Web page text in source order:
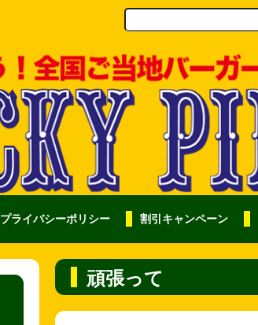
プライバシーポリシー 割引キャンペーン
頑張って